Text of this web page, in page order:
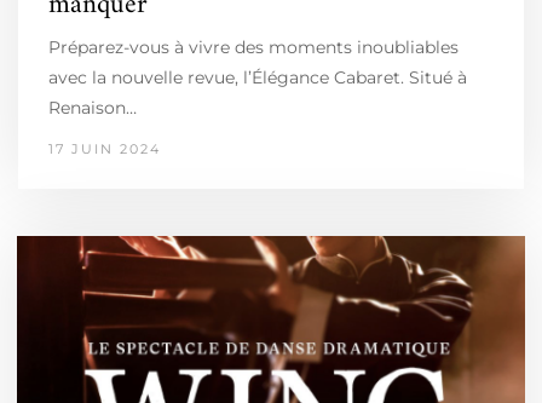
Préparez-vous à vivre des moments inoubliables
avec la nouvelle revue, l’Élégance Cabaret. Situé à
Renaison…
17 JUIN 2024